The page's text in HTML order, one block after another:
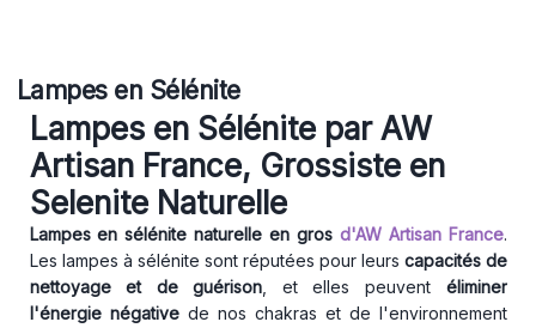
Lampes en Sélénite
Lampes en Sélénite par AW
Artisan France, Grossiste en
Selenite Naturelle
Lampes en sélénite naturelle en gros d'AW Artisan France.
Les lampes à sélénite sont réputées pour leurs capacités de
nettoyage et de guérison, et elles peuvent éliminer
l'énergie négativede nos chakras et de l'environnement